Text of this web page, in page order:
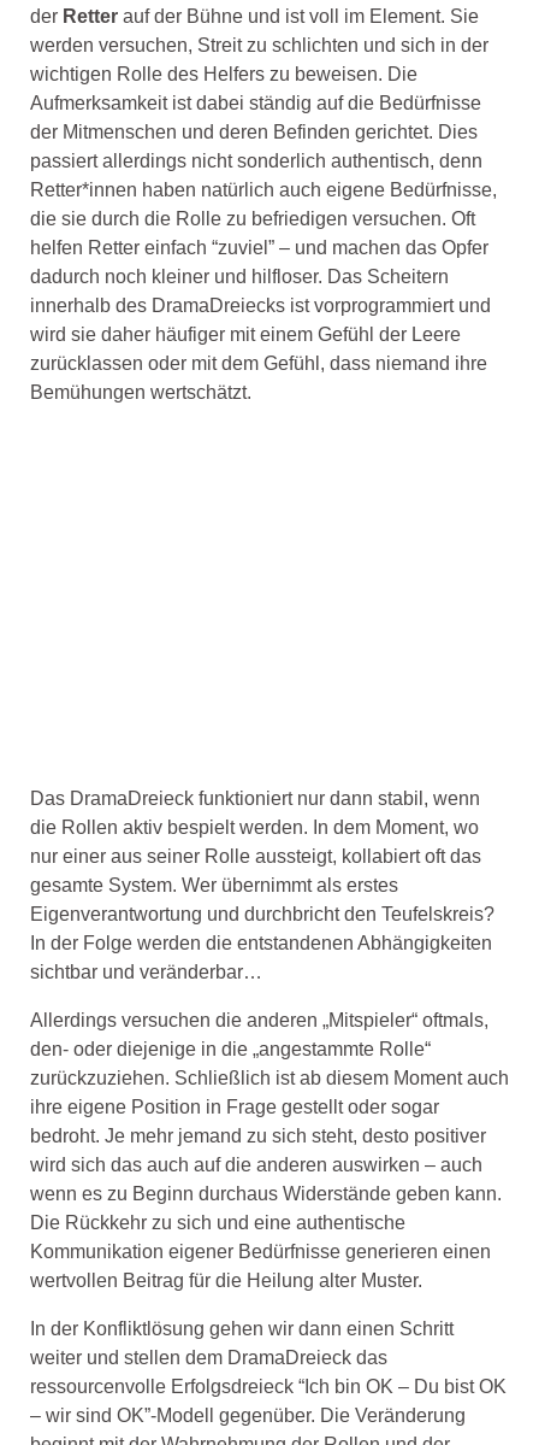
der Retter auf der Bühne und ist voll im Element. Sie
werden versuchen, Streit zu schlichten und sich in der
wichtigen Rolle des Helfers zu beweisen. Die
Aufmerksamkeit ist dabei ständig auf die Bedürfnisse
der Mitmenschen und deren Befinden gerichtet. Dies
passiert allerdings nicht sonderlich authentisch, denn
Retter*innen haben natürlich auch eigene Bedürfnisse,
die sie durch die Rolle zu befriedigen versuchen. Oft
helfen Retter einfach “zuviel” – und machen das Opfer
dadurch noch kleiner und hilfloser. Das Scheitern
innerhalb des DramaDreiecks ist vorprogrammiert und
wird sie daher häufiger mit einem Gefühl der Leere
zurücklassen oder mit dem Gefühl, dass niemand ihre
Bemühungen wertschätzt.
Das DramaDreieck funktioniert nur dann stabil, wenn
die Rollen aktiv bespielt werden. In dem Moment, wo
nur einer aus seiner Rolle aussteigt, kollabiert oft das
gesamte System. Wer übernimmt als erstes
Eigenverantwortung und durchbricht den Teufelskreis?
In der Folge werden die entstandenen Abhängigkeiten
sichtbar und veränderbar…
Allerdings versuchen die anderen „Mitspieler“ oftmals,
den- oder diejenige in die „angestammte Rolle“
zurückzuziehen. Schließlich ist ab diesem Moment auch
ihre eigene Position in Frage gestellt oder sogar
bedroht. Je mehr jemand zu sich steht, desto positiver
wird sich das auch auf die anderen auswirken – auch
wenn es zu Beginn durchaus Widerstände geben kann.
Die Rückkehr zu sich und eine authentische
Kommunikation eigener Bedürfnisse generieren einen
wertvollen Beitrag für die Heilung alter Muster.
In der Konfliktlösung gehen wir dann einen Schritt
weiter und stellen dem DramaDreieck das
ressourcenvolle Erfolgsdreieck “Ich bin OK – Du bist OK
– wir sind OK”-Modell gegenüber. Die Veränderung